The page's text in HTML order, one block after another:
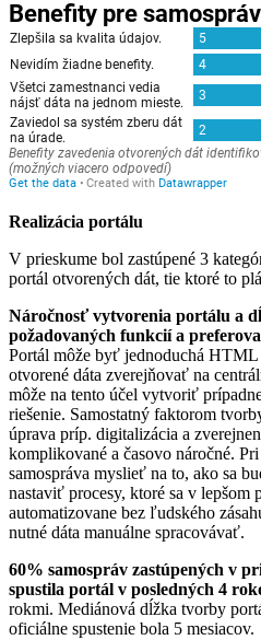
Realizácia portálu
V prieskume bol zastúpené 3
portál otvorených dát, tie ktoré to
Náročnosť vytvorenia portálu a
požadovaných funkcií a
Portál môže byť jednoduchá HTML
otvorené dáta zverejňovať na
môže na tento účel vytvoriť
riešenie. Samostatný faktorom
úprava príp. digitalizácia a
komplikované a časovo náročné.
samospráva myslieť na to, ako sa
nastaviť procesy, ktoré sa v lepšom
automatizovane bez ľudského
nutné dáta manuálne spracovávať.
60% samospráv zastúpených v
spustila portál v posledných 4
rokmi. Mediánová dĺžka tvorby
oficiálne spustenie bola 5 mesiacov.